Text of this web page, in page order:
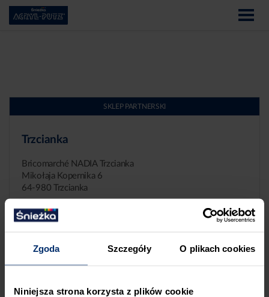
Zgoda Szczegóły O plikach cookies
Niniejsza strona korzysta z plików cookie
SKLEP PARTNERSKI
Trzcianka
Bricomarché NADIA Trzcianka
Mikołaja Kopernika 6
64-980 Trzcianka